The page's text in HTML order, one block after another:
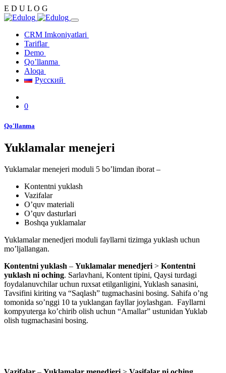
E D U L O G
CRM Imkoniyatlari
Tariflar
Demo
Qo’llanma
Aloqa
Русский
0
Qo'llanma
Yuklamalar menejeri
Yuklamalar menejeri moduli 5 bo’limdan iborat –
Kontentni yuklash
Vazifalar
O’quv materiali
O’quv dasturlari
Boshqa yuklamalar
Yuklamalar menedjeri moduli fayllarni tizimga yuklash uchun
mo’ljallangan.
Kontentni yuklash – Yuklamalar menedjeri > Kontentni
yuklash ni oching. Sarlavhani, Kontent tipini, Qaysi turdagi
foydalanuvchilar uchun ruxsat etilganligini, Yuklash sanasini,
Tavsifini kiriting va “Saqlash” tugmachasini bosing. Sahifa o’ng
tomonida so’nggi 10 ta yuklangan fayllar joylashgan. Fayllarni
kompyuterga ko’chirib olish uchun “Amallar” ustunidan Yuklab
olish tugmachasini bosing.